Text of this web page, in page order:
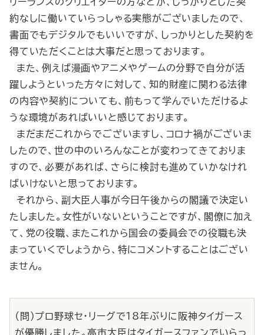
約なしに働いていらっしゃる実態がございましたので、
書面でもデジタルでもいいですが、しっかりとした契約を
得ていただくことは大事だと思っております。
また、例えば漫画やアニメやゲームの分野で自分が活
躍しようといった方々に対して、知的財産に関わる法律
の内容や契約についても、前もって学んでいただけるよ
うな環境があればいいと感じております。
まだまだこれからでございますし、コロナ禍がございま
したので、世の中のいろんなことが変わってきておりま
すので、必要があれば、さらに検討も進めていかなけれ
ばいけないと思っております。
それから、副大臣人事が今日午後からの閣議で決定い
たしました。女性がいないということですが、閣僚に加え
て、党の役職、またこれから国会の委員会での役職も決
まっていくでしょうから、特にコメントすることはござい
ません。
（問）プロ野球セ・リーグで18年ぶりに阪神タイガース
が優勝しました。高市大臣はタイガースファンでいらっ